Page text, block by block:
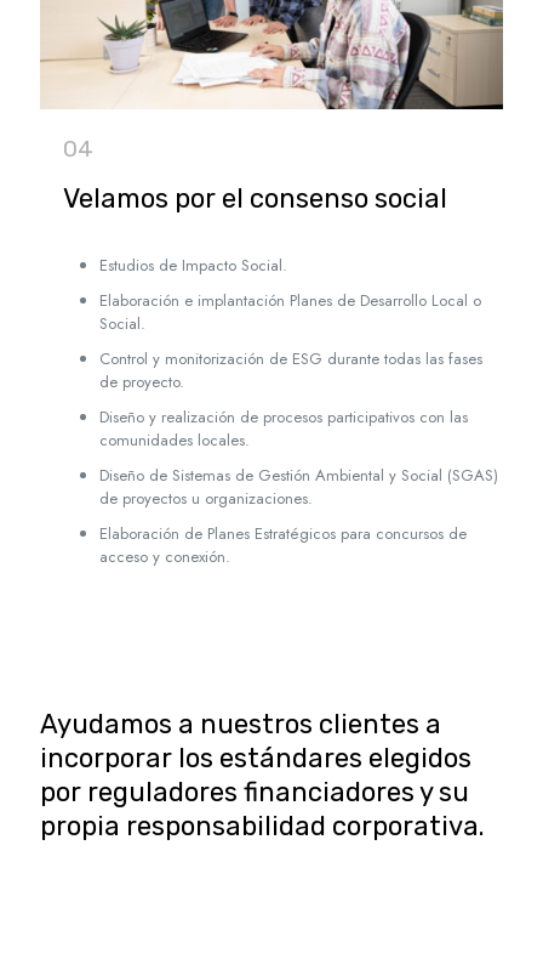
04
Velamos por el consenso social
Estudios de Impacto Social.
Elaboración e implantación Planes de Desarrollo Local o
Social.
Control y monitorización de ESG durante todas las fases
de proyecto.
Diseño y realización de procesos participativos con las
comunidades locales.
Diseño de Sistemas de Gestión Ambiental y Social (SGAS)
de proyectos u organizaciones.
Elaboración de Planes Estratégicos para concursos de
acceso y conexión.
Ayudamos a nuestros clientes a
incorporar los estándares elegidos
por reguladores financiadores y su
propia responsabilidad corporativa.